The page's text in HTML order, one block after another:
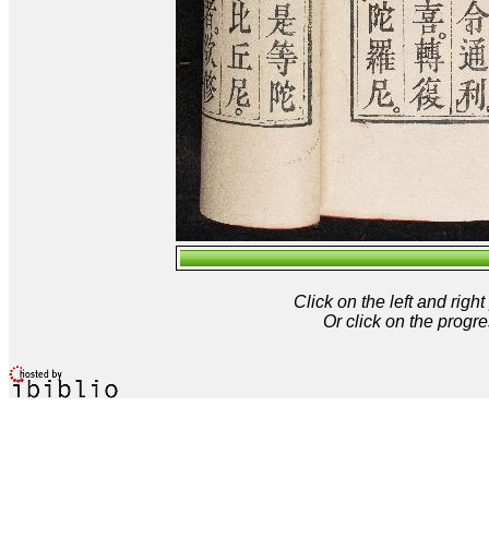
Click on the left and
Or click on the